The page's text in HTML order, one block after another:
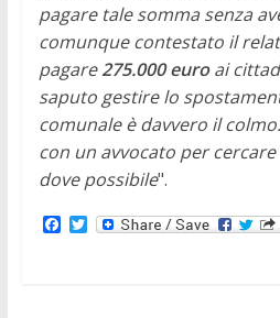
pagare tale somma senza
comunque contestato il
pagare275.000 euroai
saputo gestire lo
comunale è davvero il
con un avvocato per
dove possibile".
F
T